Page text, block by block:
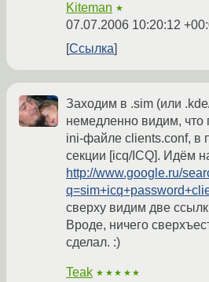
Kiteman ★
07.07.2006 10:20:12
Ссылка
Заходим в .sim (или
немедленно видим, что
ini-файле clients.conf, в
секции [icq/ICQ]. Идём
http://www.google.ru/
сверху видим две
Вроде, ничего
сделал. :)
Teak ★★★★★